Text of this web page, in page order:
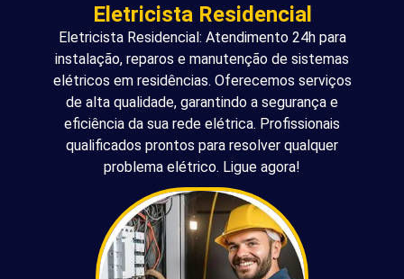
Eletricista Residencial
Eletricista Residencial: Atendimento 24h para
instalação, reparos e manutenção de sistemas
elétricos em residências. Oferecemos serviços
de alta qualidade, garantindo a segurança e
eficiência da sua rede elétrica. Profissionais
qualificados prontos para resolver qualquer
problema elétrico. Ligue agora!